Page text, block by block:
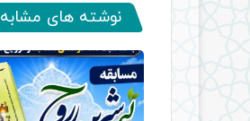
نوشته های مشابه